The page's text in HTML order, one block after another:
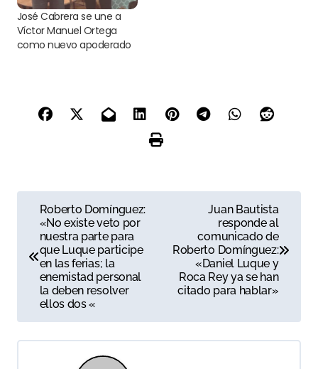
José Cabrera se une a
Víctor Manuel Ortega
como nuevo apoderado
v
g
a
Roberto Domínguez:
«No existe veto por
nuestra parte para
que Luque participe
en las ferias; la
enemistad personal
la deben resolver
ellos dos «
Juan Bautista
responde al
comunicado de
Roberto Domínguez:
«Daniel Luque y
Roca Rey ya se han
citado para hablar»